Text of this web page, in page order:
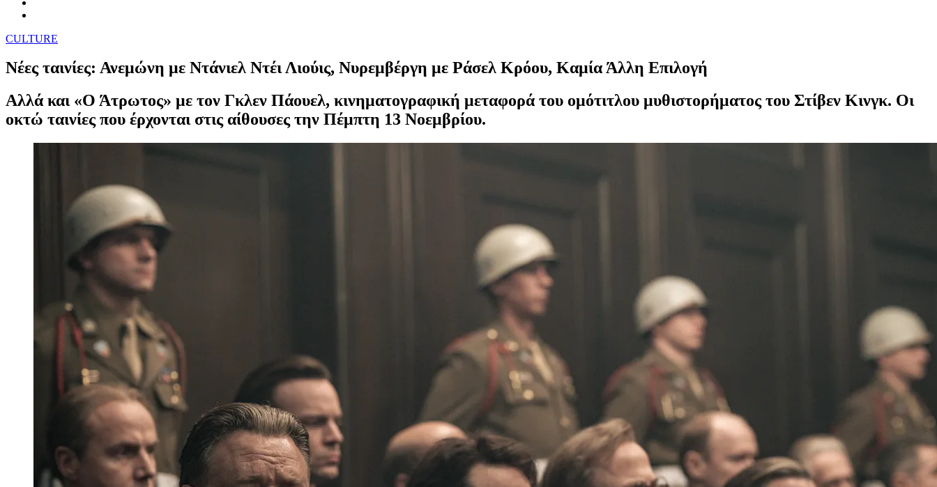
CULTURE
Νέες ταινίες: Ανεμώνη με Ντάνιελ Ντέι Λιούις, Νυρεμβέργη με Ράσελ Κρόου, Καμία Άλλη Επιλογή
Αλλά και «Ο Άτρωτος» με τον Γκλεν Πάουελ, κινηματογραφική μεταφορά του ομότιτλου μυθιστορήματος του Στίβεν Κινγκ. Οι
οκτώ ταινίες που έρχονται στις αίθουσες την Πέμπτη 13 Νοεμβρίου.